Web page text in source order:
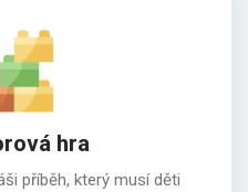
hra
příběh, který musí děti